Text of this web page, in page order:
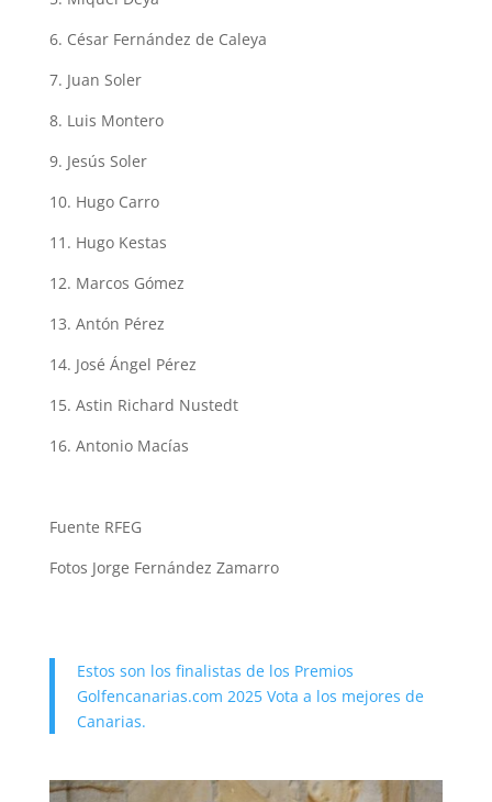
6. César Fernández de Caleya
7. Juan Soler
8. Luis Montero
9. Jesús Soler
10. Hugo Carro
11. Hugo Kestas
12. Marcos Gómez
13. Antón Pérez
14. José Ángel Pérez
15. Astin Richard Nustedt
16. Antonio Macías
Fuente RFEG
Fotos Jorge Fernández Zamarro
Estos son los finalistas de los Premios
Golfencanarias.com 2025 Vota a los mejores de
Canarias.